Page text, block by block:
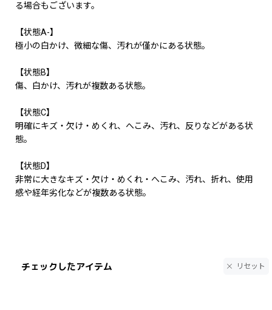
る場合もございます。
【状態A-】
極小の白かけ、微細な傷、汚れが僅かにある状態。
【状態B】
傷、白かけ、汚れが複数ある状態。
【状態C】
明確にキズ・欠け・めくれ、へこみ、汚れ、反りなどがある状
態。
【状態D】
非常に大きなキズ・欠け・めくれ・へこみ、汚れ、折れ、使用
感や経年劣化などが複数ある状態。
チェックしたアイテム リセット